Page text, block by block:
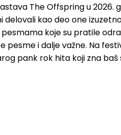
The Offspring u
delovali kao deo one
pesmama koje su pratile
pesme i dalje važne. Na
pank rok hita koji zna baš